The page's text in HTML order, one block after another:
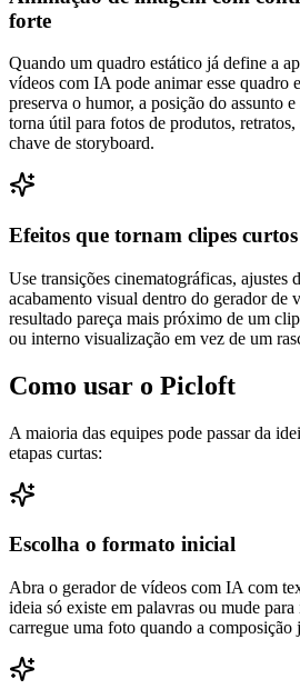
forte
Quando um quadro estático já define a
vídeos com IA pode animar esse quadro
preserva o humor, a posição do assunto
torna útil para fotos de produtos, retratos,
chave de storyboard.
Efeitos que tornam clipes
Use transições cinematográficas, ajustes
acabamento visual dentro do gerador de
resultado pareça mais próximo de um
ou interno visualização em vez de um
Como usar o Picloft
A maioria das equipes pode passar da
etapas curtas:
Escolha o formato inicial
Abra o gerador de vídeos com IA com
ideia só existe em palavras ou mude
carregue uma foto quando a composição